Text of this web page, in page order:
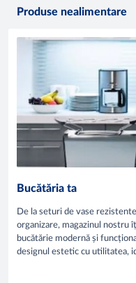
Produse nealimentare
Bucătăria ta
De la seturi de vase
organizare, magazinul nostru
bucătărie modernă și
designul estetic cu utilitatea,